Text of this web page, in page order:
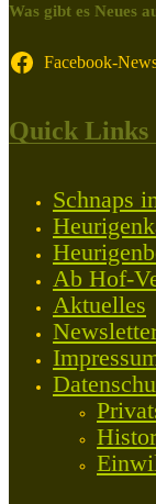
Was gibt es Neues
Facebook-
Quick Links
Schnaps
Ab Hof-
Aktuelles